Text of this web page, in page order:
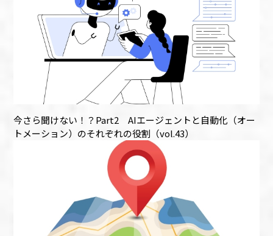
今さら聞けない！？Part2 AIエージェントと自動化（オー
トメーション）のそれぞれの役割（vol.43）